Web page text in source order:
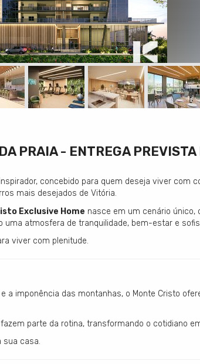
PRAIA - ENTREGA PREVISTA
concebido para quem deseja viver com
mais desejados de Vitória.
Exclusive Home nasce em um cenário único,
uma atmosfera de tranquilidade, bem-estar e
viver com plenitude.
a imponência das montanhas, o Monte Cristo
parte da rotina, transformando o cotidiano
sua casa.